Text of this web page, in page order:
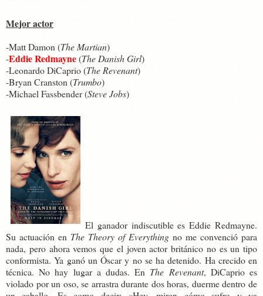
Mejor actor
-Matt Damon (The Martian)
-Eddie Redmayne(The Danish Girl)
-Leonardo DiCaprio (The Revenant)
-Bryan Cranston (Trumbo)
-Michael Fassbender (Steve Jobs)
El ganador indiscutible es Eddie Redmayne.
Su actuación en The Theory of Everything no me convenció para
nada, pero ahora vemos que el joven actor británico no es un tipo
conformista. Ya ganó un Óscar y no se ha detenido. Ha crecido en
técnica. No hay lugar a dudas. En The Revenant, DiCaprio es
violado por un oso, se arrastra durante dos horas, duerme dentro de